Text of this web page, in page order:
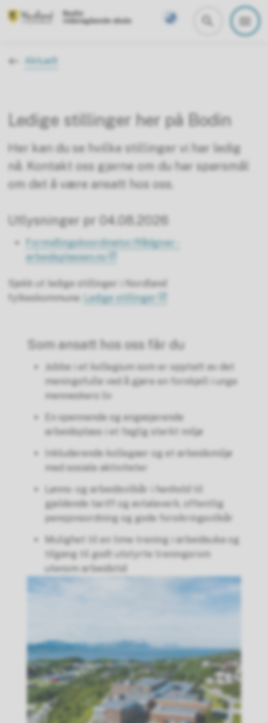
Du er her:
Aktuelt
Ledige stillinger her på Bodin
Her kan du se hvilke stillinger vi har ledig
nå. Kontakt oss gjerne om du har spørsmål
om det å være ansatt hos oss.
Utlysninger pr 04.08.2026
Formidlingskoordinator/Rådgiver -
arbeidsplassen.no
Sjekk ut ledige stillinger i Nordland
fylkeskommune: Ledige stillinger
Som ansatt hos oss får du
Jobbe i et kollegium som er opptatt av det
meningsfulle ved å gjøre en forskjell i unge
menneskers liv
En spennende og engasjerende
arbeidsplass i et faglig sterkt miljø
Inkluderende kollegaer og et arbeidsmiljø
med sosiale aktiviteter
Lønns- og arbeidsvilkår i henhold til
gjeldende tariff og avtaleverk, offentlig
pensjonsordning og gode forsikringsvilkår
Mulighet til en time trening i arbeidsuka og
tilgang til godt utstyrte treningsrom
utenom arbeidstid